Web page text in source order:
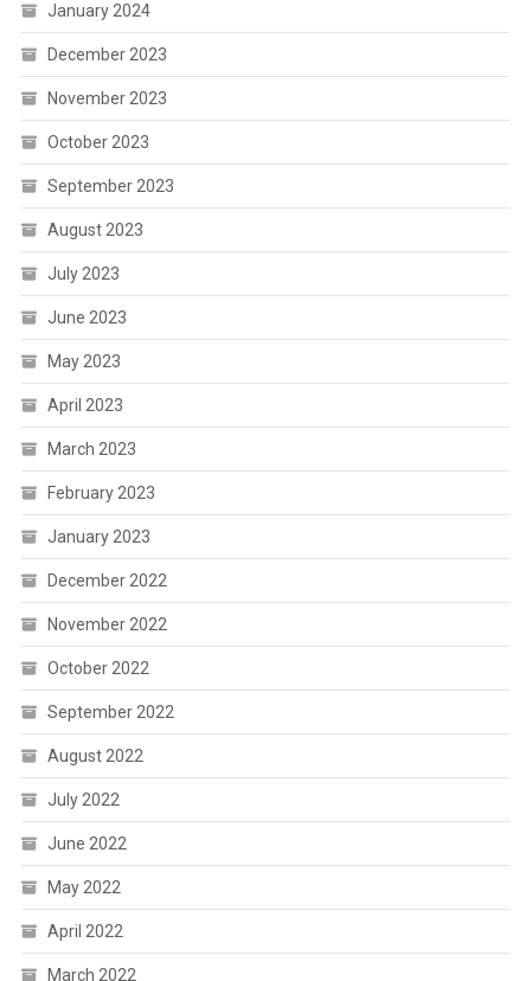
January 2024
December 2023
November 2023
October 2023
September 2023
August 2023
July 2023
June 2023
May 2023
April 2023
March 2023
February 2023
January 2023
December 2022
November 2022
October 2022
September 2022
August 2022
July 2022
June 2022
May 2022
April 2022
March 2022